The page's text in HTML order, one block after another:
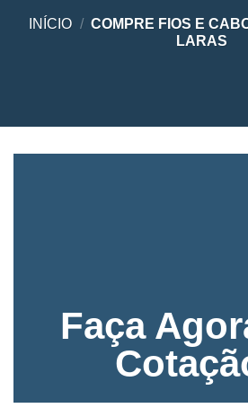
INÍCIO / COMPRE FIOS E
LARAS
Faça